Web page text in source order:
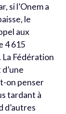
si l’Onem a
le
aux
4 615
Fédération
on penser
tardant à
d’autres